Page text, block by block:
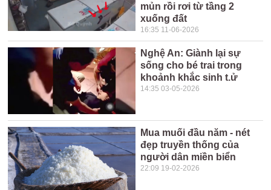
mủn rồi rơi từ tầng 2
xuống đất
16:35 11-06-2026
Nghệ An: Giành lại sự
sống cho bé trai trong
khoảnh khắc sinh t.ử
14:35 03-05-2026
Mua muối đầu năm - nét
đẹp truyền thống của
người dân miền biển
22:09 19-02-2026